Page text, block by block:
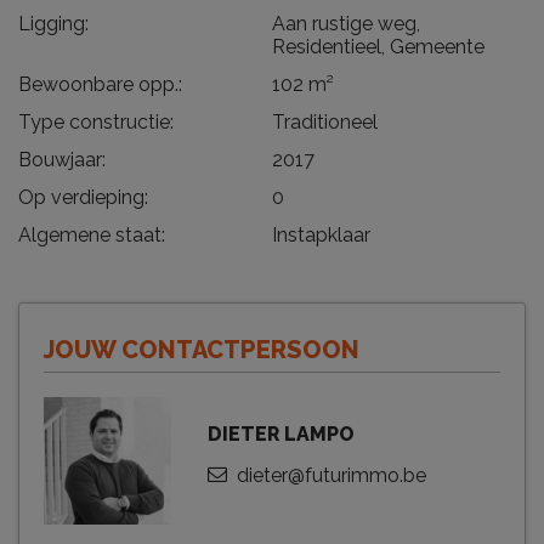
Ligging:
Aan rustige weg,
Residentieel, Gemeente
Bewoonbare opp.:
102 m²
Type constructie:
Traditioneel
Bouwjaar:
2017
Op verdieping:
0
Algemene staat:
Instapklaar
JOUW CONTACTPERSOON
DIETER LAMPO
dieter@futurimmo.be